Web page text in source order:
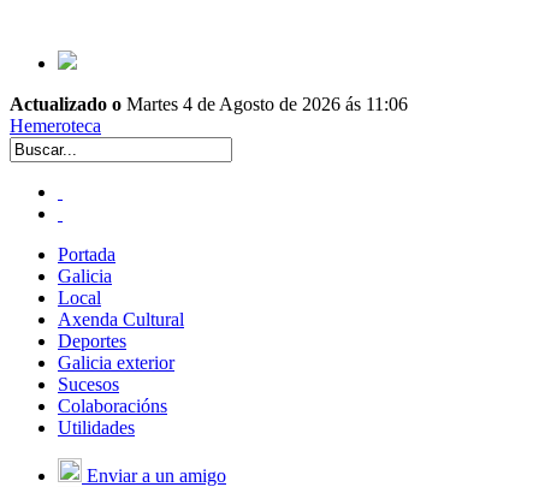
Actualizado o Martes 4 de Agosto de 2026 ás 11:06
Hemeroteca
Portada
Galicia
Local
Axenda Cultural
Deportes
Galicia exterior
Sucesos
Colaboracións
Utilidades
Enviar a un amigo